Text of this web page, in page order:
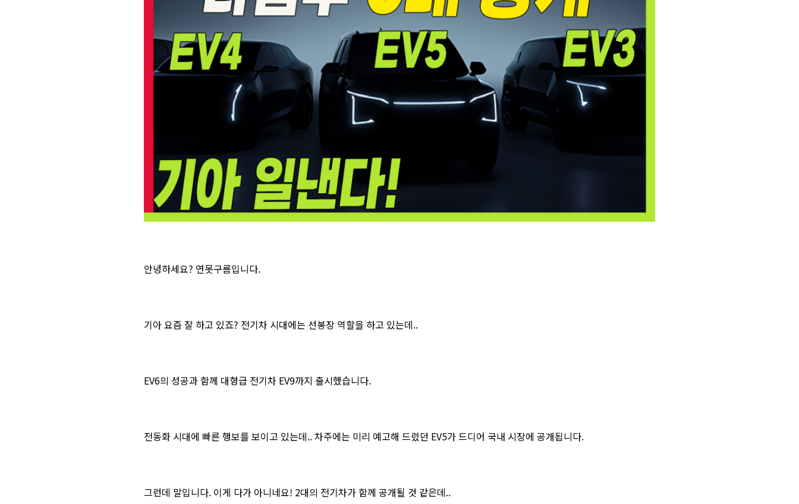
안녕하세요? 연못구름입니다.
기아 요즘 잘 하고 있죠? 전기차 시대에는 선봉장 역할을 하고 있는데..
EV6의 성공과 함께 대형급 전기차 EV9까지 출시했습니다.
전동화 시대에 빠른 행보를 보이고 있는데.. 차주에는 미리 예고해 드렸던 EV5가 드디어 국내 시장에 공개됩니다.
그런데 말입니다. 이게 다가 아니네요! 2대의 전기차가 함께 공개될 것 같은데..